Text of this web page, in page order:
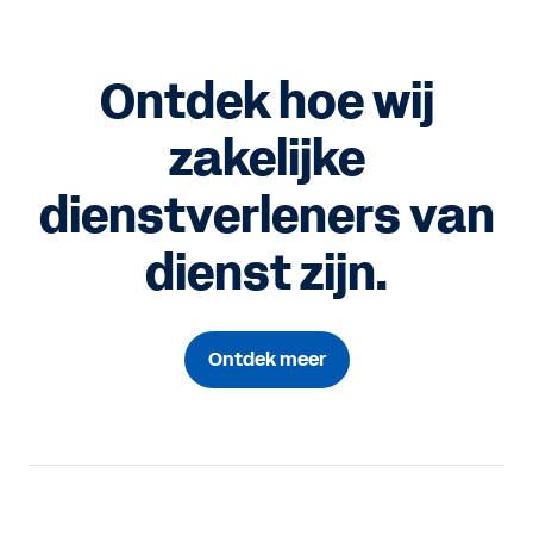
Ontdek hoe wij
zakelijke
dienstverleners van
dienst zijn.
Ontdek meer